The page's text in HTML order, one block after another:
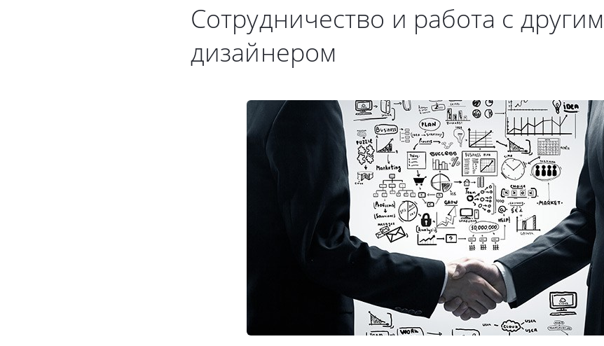
Сотрудничество и работа с другим
дизайнером